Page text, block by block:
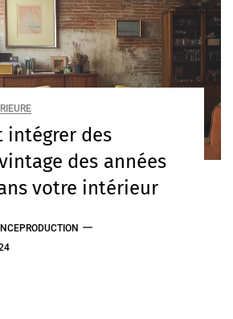
intégrer des
des années
votre intérieur